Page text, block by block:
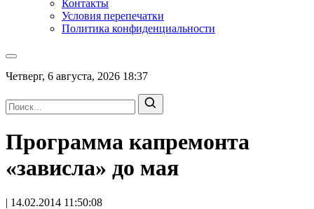
Контакты
Условия перепечатки
Политика конфиденциальности
Четверг, 6 августа, 2026 18:37
Программа капремонта
«зависла» до мая
| 14.02.2014 11:50:08